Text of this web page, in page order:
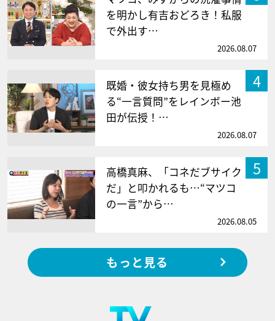
を明かし有吉おどろき！私服
で外出す…
2026.08.07
4
既婚・彼女持ち男を見極め
る“一言質問”をレインボー池
田が伝授！…
2026.08.07
5
高橋真麻、「コネだブサイク
だ」と叩かれるも…“マツコ
の一言”から…
2026.08.05
もっと見る